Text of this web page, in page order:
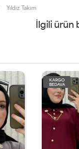
Yıldız Takım
İlgili ürün
KARGO
BEDAVA